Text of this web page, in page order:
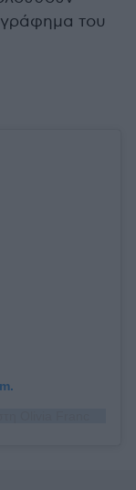
του